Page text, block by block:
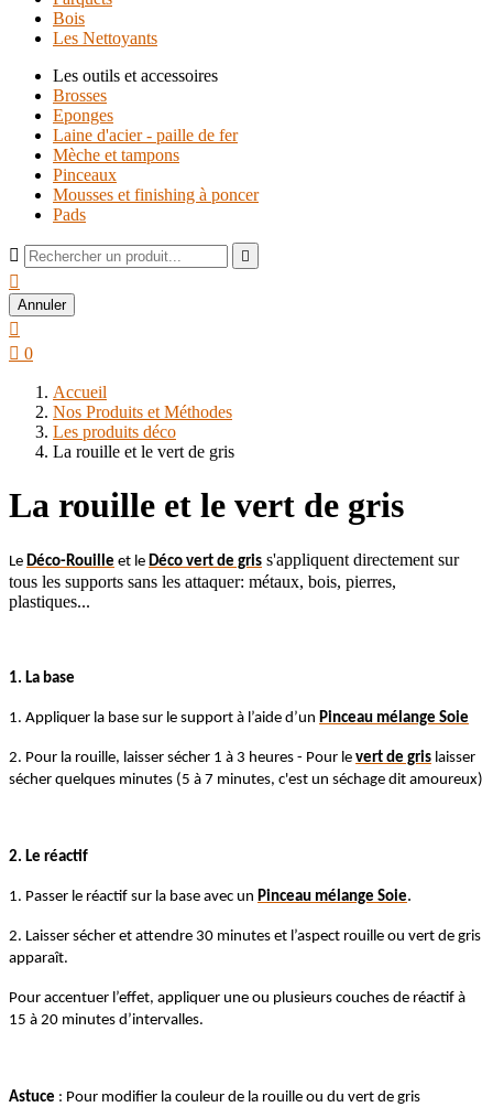
Bois
Les Nettoyants
Les outils et accessoires
Brosses
Eponges
Laine d'acier - paille de fer
Mèche et tampons
Pinceaux
Mousses et finishing à poncer
Pads
 

Annuler

 0
Accueil
Nos Produits et Méthodes
Les produits déco
La rouille et le vert de gris
La rouille et le vert de gris
Le Déco-Rouille et le Déco vert de gris s'appliquent directement sur
tous les supports sans les attaquer: métaux, bois, pierres,
plastiques...
1. La base
1. Appliquer la base sur le support à l’aide d’un Pinceau mélange Soie
2. Pour la rouille, laisser sécher 1 à 3 heures - Pour le vert de gris laisser
sécher quelques minutes (5 à 7 minutes, c'est un séchage dit amoureux)
2. Le réactif
1. Passer le réactif sur la base avec un Pinceau mélange Soie.
2. Laisser sécher et attendre 30 minutes et l’aspect rouille ou vert de gris
apparaît.
Pour accentuer l’effet, appliquer une ou plusieurs couches de réactif à
15 à 20 minutes d’intervalles.
Astuce : Pour modifier la couleur de la rouille ou du vert de gris